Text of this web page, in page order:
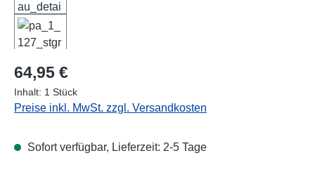
Regulärer Preis:
64,95 €
Inhalt: 1 Stück
Preise inkl. MwSt. zzgl. Versandkosten
Sofort verfügbar, Lieferzeit: 2-5 Tage